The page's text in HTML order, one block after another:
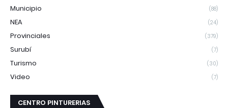
Municipio (88)
NEA (24)
Provinciales (379)
Surubí (7)
Turismo (30)
Video (7)
CENTRO PINTURERIAS